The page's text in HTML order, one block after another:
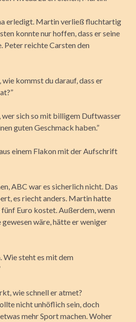
erledigt. Martin verließ fluchtartig
konnte nur hoffen, dass er seine
Peter reichte Carsten den
wie kommst du darauf, dass er
wer sich so mit billigem Duftwasser
guten Geschmack haben.”
einem Flakon mit der Aufschrift
ABC war es sicherlich nicht. Das
es riecht anders. Martin hatte
fünf Euro kostet. Außerdem, wenn
wäre, hätte er weniger
Wie steht es mit dem
wie schnell er atmet?
nicht unhöflich sein, doch
mehr Sport machen. Woher